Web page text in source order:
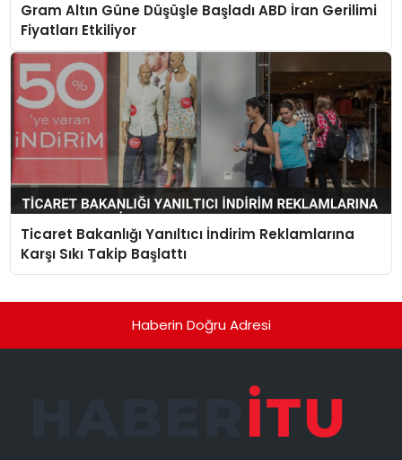
Gram Altın Güne Düşüşle Başladı ABD İran Gerilimi
Fiyatları Etkiliyor
Ticaret Bakanlığı Yanıltıcı İndirim Reklamlarına
Karşı Sıkı Takip Başlattı
Haberin Doğru Adresi